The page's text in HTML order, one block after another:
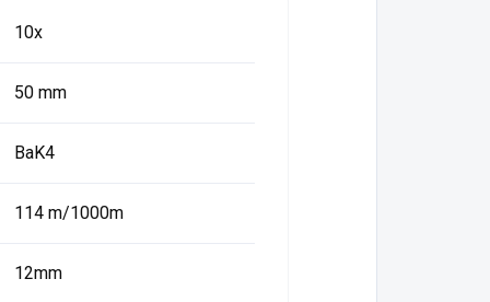
10x
50 mm
BaK4
114 m/1000m
12mm